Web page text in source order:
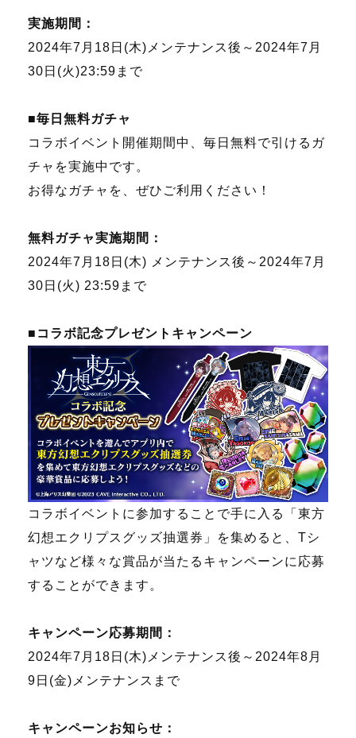
実施期間：
2024年7月18日(木)メンテナンス後～2024年7月
30日(火)23:59まで
■毎日無料ガチャ
コラボイベント開催期間中、毎日無料で引けるガ
チャを実施中です。
お得なガチャを、ぜひご利用ください！
無料ガチャ実施期間：
2024年7月18日(木) メンテナンス後～2024年7月
30日(火) 23:59まで
■コラボ記念プレゼントキャンペーン
コラボイベントに参加することで手に入る「東方
幻想エクリプスグッズ抽選券」を集めると、Tシ
ャツなど様々な賞品が当たるキャンペーンに応募
することができます。
キャンペーン応募期間：
2024年7月18日(木)メンテナンス後～2024年8月
9日(金)メンテナンスまで
キャンペーンお知らせ：